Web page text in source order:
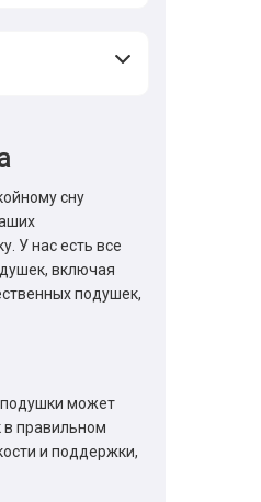
сну
У нас есть все
включая
подушек,
подушки может
в правильном
и поддержки,